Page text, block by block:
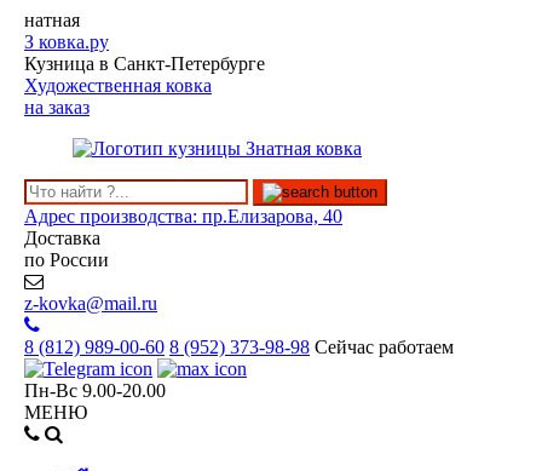
натная
З ковка.ру
Кузница в Санкт-Петербурге
Художественная ковка
на заказ
Адрес производства: пр.Елизарова, 40
Доставка
по России
z-kovka@mail.ru
8 (812) 989-00-60 8 (952) 373-98-98 Сейчас работаем
Пн-Вс 9.00-20.00
МЕНЮ